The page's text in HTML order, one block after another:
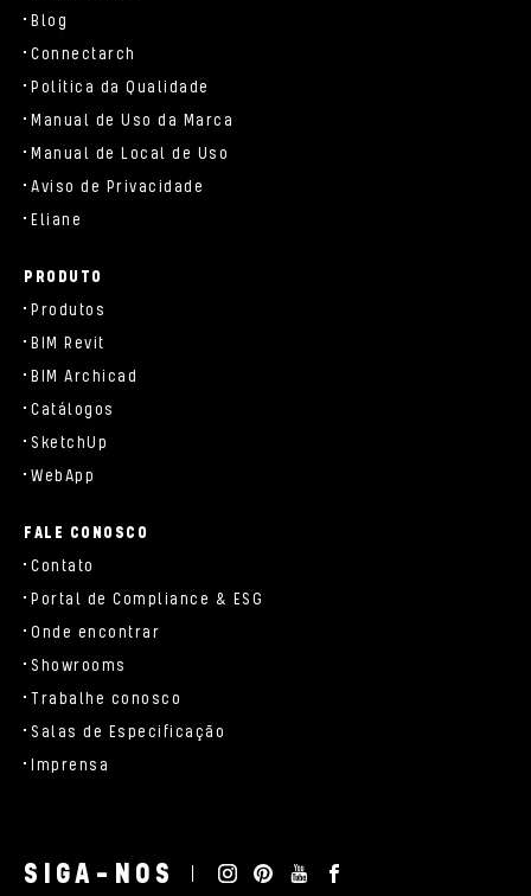
Blog
Connectarch
Política da Qualidade
Manual de Uso da Marca
Manual de Local de Uso
Aviso de Privacidade
Eliane
PRODUTO
Produtos
BIM Revit
BIM Archicad
Catálogos
SketchUp
WebApp
FALE CONOSCO
Contato
Portal de Compliance & ESG
Onde encontrar
Showrooms
Trabalhe conosco
Salas de Especificação
Imprensa
SIGA-NOS